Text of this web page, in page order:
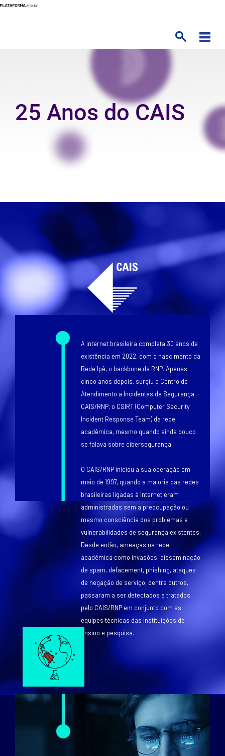
Skip
Texto
25 Anos do CAIS
A internet brasileira completa 30 anos de
existência em 2022, com o nascimento da
Rede Ipê, o backbone da RNP. Apenas
cinco anos depois, surgiu o Centro de
Atendimento a Incidentes de Segurança -
CAIS/RNP, o CSIRT (Computer Security
Incident Response Team) da rede
acadêmica, mesmo quando ainda pouco
se falava sobre cibersegurança.
O CAIS/RNP iniciou a sua operação em
maio de 1997, quando a maioria das redes
brasileiras ligadas à Internet eram
administradas sem a preocupação ou
mesmo consciência dos problemas e
vulnerabilidades de segurança existentes.
Desde então, ameaças na rede
acadêmica como invasões, disseminação
de spam, defacement, phishing, ataques
de negação de serviço, dentre outros,
passaram a ser detectados e tratados
pelo CAIS/RNP em conjunto com as
equipes técnicas das instituições de
ensino e pesquisa.
Texto
Image